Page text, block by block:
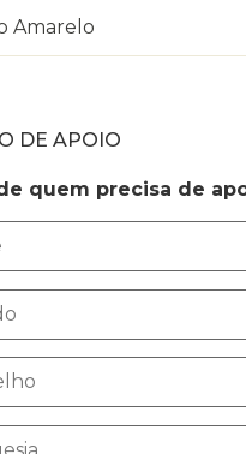
DE APOIO
quem precisa de